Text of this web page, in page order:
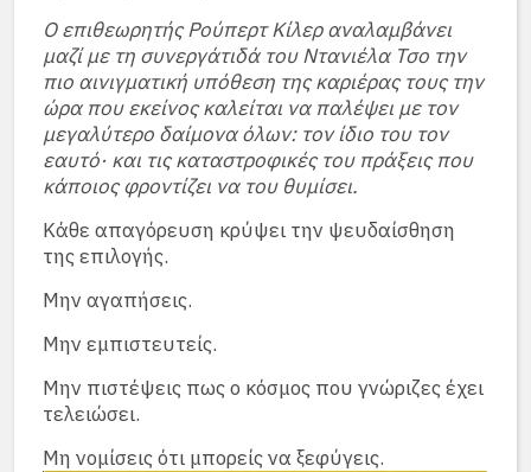
Ο επιθεωρητής Ρούπερτ Κίλερ αναλαμβάνει
μαζί με τη συνεργάτιδά του Ντανιέλα Τσο την
πιο αινιγματική υπόθεση της καριέρας τους την
ώρα που εκείνος καλείται να παλέψει με τον
μεγαλύτερο δαίμονα όλων: τον ίδιο του τον
εαυτό· και τις καταστροφικές του πράξεις που
κάποιος φροντίζει να του θυμίσει.
Κάθε απαγόρευση κρύψει την ψευδαίσθηση
της επιλογής.
Μην αγαπήσεις.
Μην εμπιστευτείς.
Μην πιστέψεις πως ο κόσμος που γνώριζες έχει
τελειώσει.
Μη νομίσεις ότι μπορείς να ξεφύγεις.